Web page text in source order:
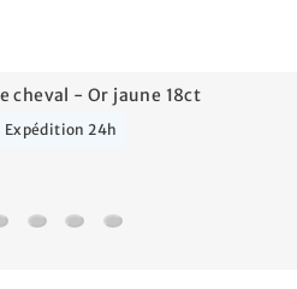
cheval - Or jaune 18ct
Expédition 24h
cheval - Or jaune 18ct
forçat rond - Or jaune 18ct
gourmette - Or jaune 18ct
Chaine gourmette cheval
Chaine jaseron - Or jaune
Chaine marine battue